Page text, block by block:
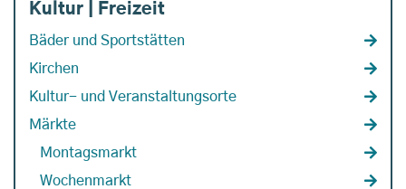
Kultur | Freizeit
Bäder und Sportstätten
Kirchen
Kultur- und Veranstaltungsorte
Märkte
Montagsmarkt
Wochenmarkt